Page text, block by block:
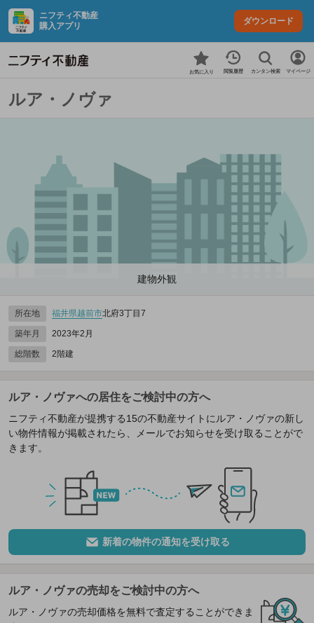
ニフティ不動産
購入アプリ
ダウンロード
お気に入り 閲覧履歴 カンタン検索 マイページ
ルア・ノヴァ
建物外観
所在地 福井県越前市北府3丁目7
築年月 2023年2月
総階数 2階建
ルア・ノヴァへの居住をご検討中の方へ
ニフティ不動産が提携する15の不動産サイトにルア・ノヴァの新し
い物件情報が掲載されたら、メールでお知らせを受け取ることがで
きます。
新着の物件の通知を受け取る
ルア・ノヴァの売却をご検討中の方へ
ルア・ノヴァの売却価格を無料で査定することができま